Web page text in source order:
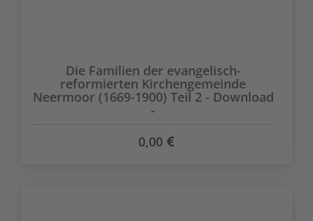
Die Familien der evangelisch-
reformierten Kirchengemeinde
Neermoor (1669-1900) Teil 2 - Download
-
0,00